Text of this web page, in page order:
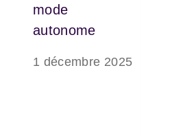
mode
autonome
1 décembre 2025